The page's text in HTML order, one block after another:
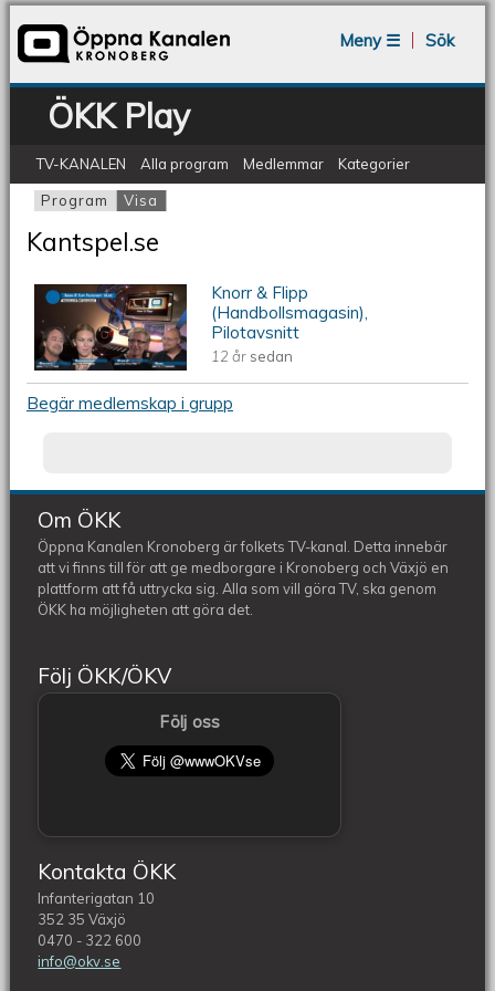
Meny ☰
Sök
ÖKK Play
TV-KANALEN Alla program Medlemmar Kategorier
Primära flikar
Program Visa
Kantspel.se
ÖKV Play - Knorr & Flipp
(Handbollsmagasin), Pilotavsnitt
Knorr & Flipp
(Handbollsmagasin),
Pilotavsnitt
12 år sedan
Begär medlemskap i grupp
Om ÖKK
Öppna Kanalen Kronoberg är folkets TV-kanal. Detta innebär
att vi finns till för att ge medborgare i Kronoberg och Växjö en
plattform att få uttrycka sig. Alla som vill göra TV, ska genom
ÖKK ha möjligheten att göra det.
Följ ÖKK/ÖKV
Följ oss
Kontakta ÖKK
Infanterigatan 10
352 35 Växjö
0470 - 322 600
info@okv.se